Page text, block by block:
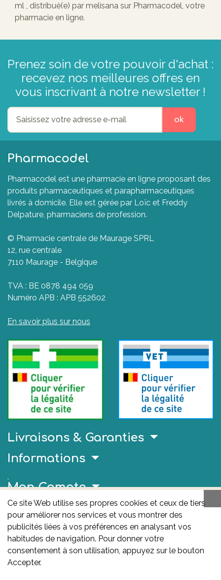
ml , distribué(e) par melisana sur Pharmacodel, votre
pharmacie en ligne.
Prenez soin de votre pouvoir d'achat :
recevez nos meilleures offres en
vous inscrivant à notre newsletter !
ok
Pharmacodel
Pharmacodel est une pharmacie en ligne proposant des
produits pharmaceutiques et parapharmaceutiques
livrés à domicile. Elle est gérée par Loïc et Freddy
Delpature, pharmaciens de profession.
© Pharmacie centrale de Maurage SPRL
12, rue centrale
7110 Maurage - Belgique
TVA : BE 0878 494 059
Numéro APB : APB 552602
En savoir plus sur nous
Livraisons & Garanties
Ce site Web utilise ses propres cookies et ceux de tiers
pour améliorer nos services et vous montrer des
publicités liées à vos préférences en analysant vos
habitudes de navigation. Pour donner votre
consentement à son utilisation, appuyez sur le bouton
Accepter.
Informations
.
Mon Compte
Liens Utiles
AFMPS
L'AFMPS est l’autorité compétente en matière de
médicaments et de produits de santé en Belgique. Ce